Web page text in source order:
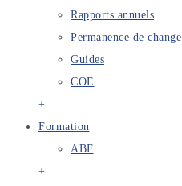
Rapports annuels
Permanence de change
Guides
COE
+
Formation
ABF
+